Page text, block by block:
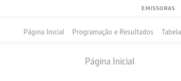
EMISSORAS
Página Inicial Programação e Resultados Tabela
Página Inicial